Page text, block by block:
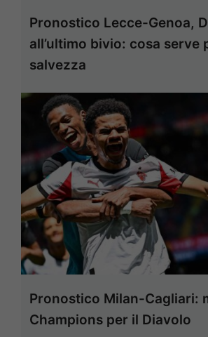
Pronostico Lecce-Genoa,
all’ultimo bivio: cosa serve
salvezza
Pronostico Milan-Cagliari:
Champions per il Diavolo